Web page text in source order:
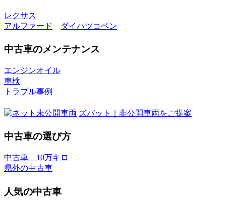
レクサス
アルファード
ダイハツコペン
中古車のメンテナンス
エンジンオイル
車検
トラブル事例
ズバット｜非公開車両をご提案
中古車の選び方
中古車 10万キロ
県外の中古車
人気の中古車